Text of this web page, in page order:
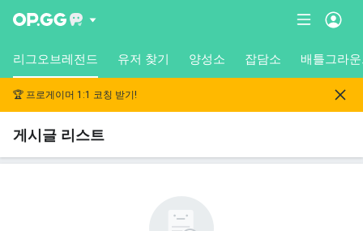
리그오브레전드 유저 찾기 양성소 잡담소 배틀그라
🏆 프로게이머 1:1 코칭 받기!
게시글 리스트